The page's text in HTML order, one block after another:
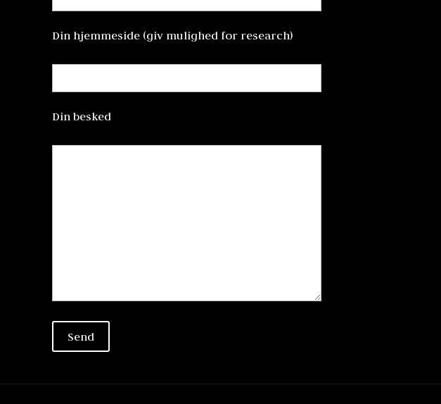
Din hjemmeside (giv mulighed for research)
Din besked